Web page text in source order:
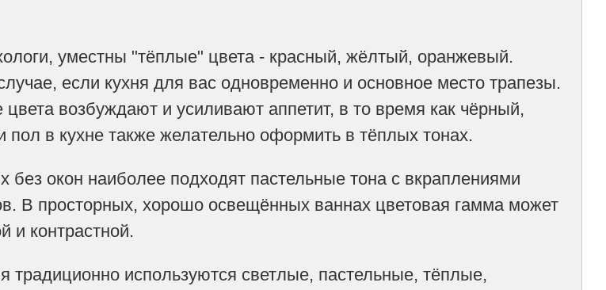
уместны "тёплые" цвета - красный, жёлтый, оранжевый.
если кухня для вас одновременно и основное место трапезы.
возбуждают и усиливают аппетит, в то время как чёрный,
пол в кухне также желательно оформить в тёплых тонах.
окон наиболее подходят пастельные тона с вкраплениями
В просторных, хорошо освещённых ваннах цветовая гамма может
и контрастной.
используются светлые, пастельные, тёплые,